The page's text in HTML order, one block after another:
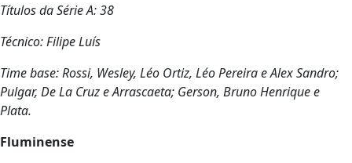
Títulos da Série A: 38
Técnico: Filipe Luís
Time base: Rossi, Wesley, Léo Ortiz, Léo Pereira e Alex Sandro;
Pulgar, De La Cruz e Arrascaeta; Gerson, Bruno Henrique e
Plata.
Fluminense